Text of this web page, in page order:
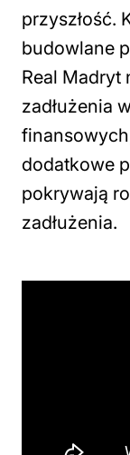
przyszłość.
budowlane
Real Madryt
zadłużenia
dodatkowe
pokrywają
zadłużenia.